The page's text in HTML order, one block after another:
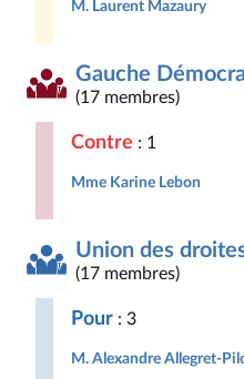
M. Laurent Mazaury
Gauche
(17 membres)
Contre : 1
Mme Karine Lebon
Union des
(17 membres)
Pour : 3
M. Alexandre Allegret-